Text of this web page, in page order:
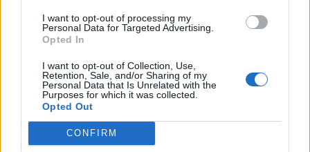
I want to opt-out of processing my
Personal Data for Targeted Advertising.
Opted In
I want to opt-out of Collection, Use,
Retention, Sale, and/or Sharing of my
Personal Data that Is Unrelated with the
Purposes for which it was collected.
Opted Out
CONFIRM
03/10/2019 - 14:09
Αρκουμανέας